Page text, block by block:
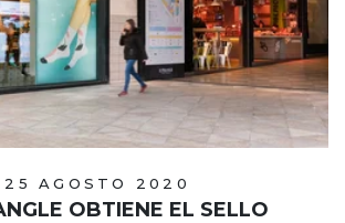
25 AGOSTO 2020
OBTIENE EL SELLO